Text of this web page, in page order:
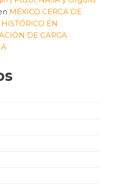
MÉXICO CERCA DE
EN
DE CARGA